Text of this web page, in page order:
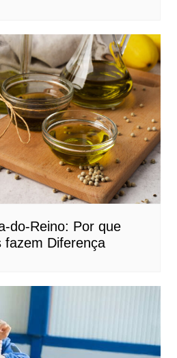
do-Reino: Por que
fazem Diferença